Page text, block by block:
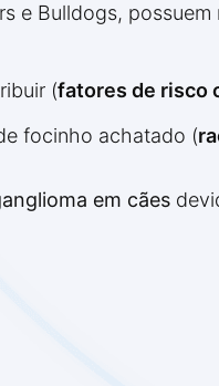
e Bulldogs, possuem
(fatores de risco
focinho achatado (
em cães